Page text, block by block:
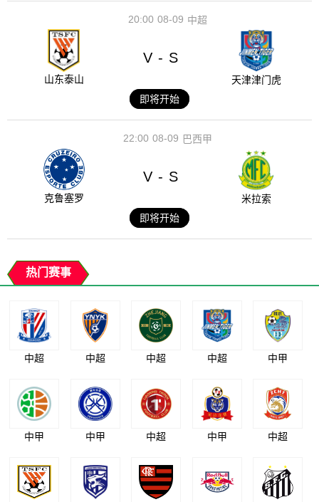
08-09
20:00 中超
山东泰山
V - S
天津津门虎
即将开始
08-09
22:00 巴西甲
克鲁塞罗
V - S
米拉索
即将开始
热门赛事
中超 中超 中超 中超 中甲
中甲 中甲 中超 中甲 中超